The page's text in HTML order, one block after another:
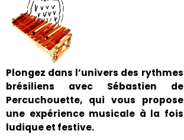
Plongez dans l’univers des rythmes
brésiliens avec Sébastien de
Percuchouette, qui vous propose
une expérience musicale à la fois
ludique et festive.